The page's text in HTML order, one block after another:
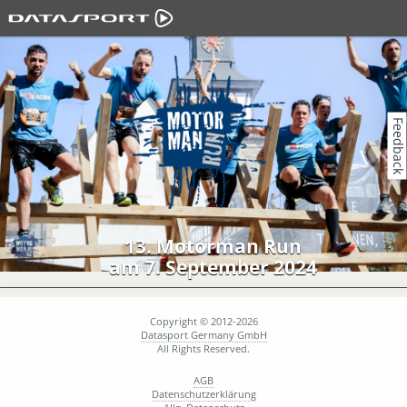
13. Motorman Run
am 7. September 2024
Copyright © 2012-2026
Datasport Germany GmbH
All Rights Reserved.
AGB
Datenschutzerklärung
Feedback